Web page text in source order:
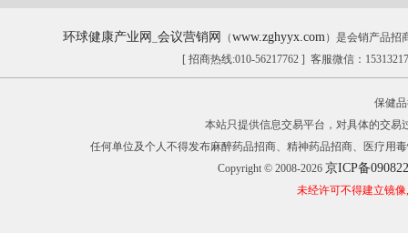
环球健康产业网 会议营销网 （www.zghyyx.com）是会销产品招
[ 招商热线:010-56217762 ] 客服微信：
保健
本站只提供信息交易平台，对具体的交
任何单位及个人不得发布麻醉药品招商、精神药品招商、医疗用
Copyright © 2008-2026 京ICP备
未经许可不得建立镜